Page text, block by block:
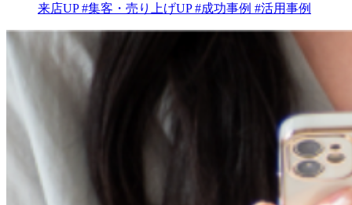
来店UP#集客・売り上げUP#成功事例 #活用事例